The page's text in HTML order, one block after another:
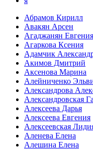
Абрамов Кирилл
Авакян Арсен
Агаджанян Евгения
Агаркова Ксения
Адамчик
Акимов Дмитрий
Аксенова Марина
Алейниченко
Александрова
Александровская
Алексеева Дарья
Алексеева Евгения
Алексеевская
Аленева Елена
Алешина Елена